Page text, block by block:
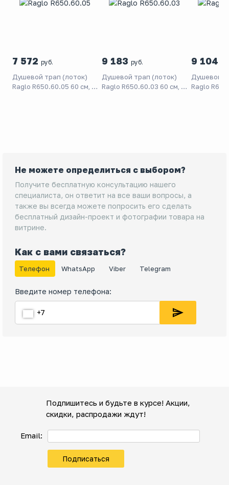
7 572 руб.
Душевой трап (лоток)
Raglo R650.60.05 60 см, с
9 183 руб.
Душевой трап (лоток)
Raglo R650.60.03 60 см, с
9 104
Душевой
Raglo
Не можете определиться с выбором?
Получите бесплатную консультацию нашего
специалиста, он ответит на все ваши вопросы, а
также вы всегда можете попросить его сделать
бесплатный дизайн-проект и фотографии товара на
витрине.
Как с вами связаться?
Телефон WhatsApp Viber Telegram
Введите номер телефона:
Подпишитесь и будьте в курсе! Акции,
скидки, распродажи ждут!
Email:
Подписаться